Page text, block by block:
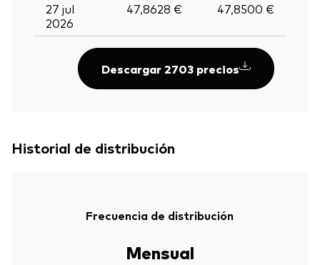
27 jul
2026
47,8628 € 47,8500 €
Descargar 2703 precios
Historial de distribución
Frecuencia de distribución
Mensual